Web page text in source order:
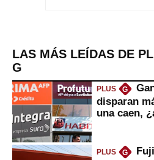
LAS MÁS LEÍDAS DE
G
PLUS G
disparan
una caen,
PLUS G